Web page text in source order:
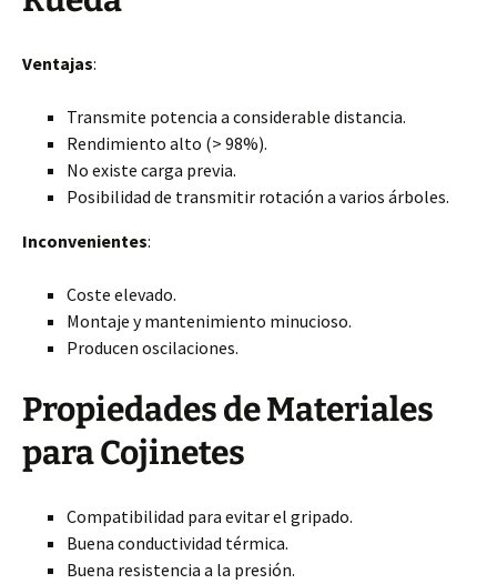
Ventajas:
Transmite potencia a considerable distancia.
Rendimiento alto (> 98%).
No existe carga previa.
Posibilidad de transmitir rotación a varios árboles.
Inconvenientes:
Coste elevado.
Montaje y mantenimiento minucioso.
Producen oscilaciones.
Propiedades de Materiales
para Cojinetes
Compatibilidad para evitar el gripado.
Buena conductividad térmica.
Buena resistencia a la presión.